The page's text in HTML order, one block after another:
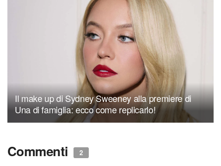
Il make up di Sydney Sweeney alla premiere di
Una di famiglia: ecco come replicarlo!
Commenti 2